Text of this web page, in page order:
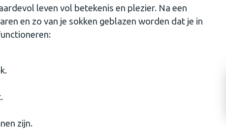
leven vol betekenis en plezier. Na een
en zo van je sokken geblazen worden dat je in
zijn.